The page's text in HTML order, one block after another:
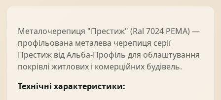
Металочерепиця "Престиж" (Ral 7024 PEMA) —
профільована металева черепиця серії
Престиж від Альба-Профіль для облаштування
покрівлі житлових і комерційних будівель.
Технічні характеристики: